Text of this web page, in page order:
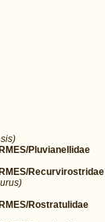
Pluvianellidae
Recurvirostridae
Rostratulidae